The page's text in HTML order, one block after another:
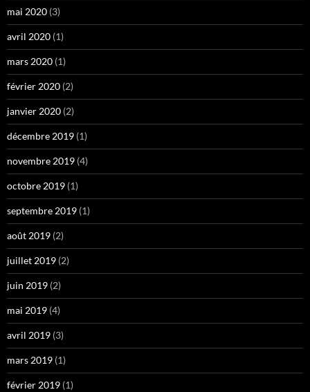
mai 2020 (3)
avril 2020 (1)
mars 2020 (1)
février 2020 (2)
janvier 2020 (2)
décembre 2019 (1)
novembre 2019 (4)
octobre 2019 (1)
septembre 2019 (1)
août 2019 (2)
juillet 2019 (2)
juin 2019 (2)
mai 2019 (4)
avril 2019 (3)
mars 2019 (1)
février 2019 (1)